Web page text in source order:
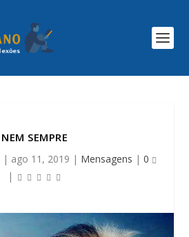
NEM SEMPRE
| ago 11, 2019 | Mensagens | 0
|